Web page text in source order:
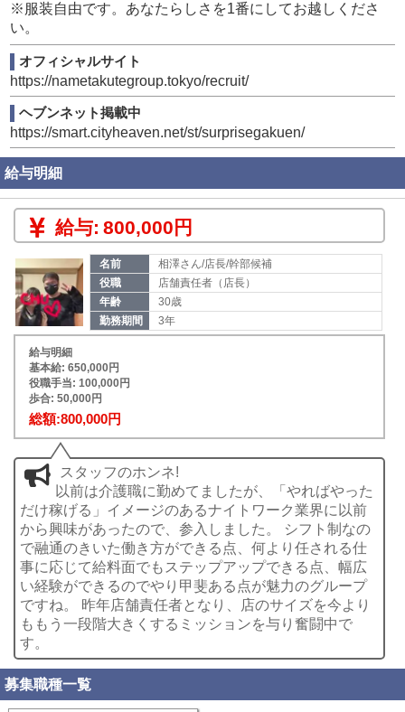
※服装自由です。あなたらしさを1番にしてお越しくださ
い。
オフィシャルサイト
https://nametakutegroup.tokyo/recruit/
ヘブンネット掲載中
https://smart.cityheaven.net/st/surprisegakuen/
給与明細
給与: 800,000円
名前
相澤さん/店長/幹部候補
役職
店舗責任者（店長）
年齢
30歳
勤務期間
3年
給与明細
基本給: 650,000円
役職手当: 100,000円
歩合: 50,000円
総額:800,000円
スタッフのホンネ!
以前は介護職に勤めてましたが、「やればやった
だけ稼げる」イメージのあるナイトワーク業界に以前
から興味があったので、参入しました。 シフト制なの
で融通のきいた働き方ができる点、何より任される仕
事に応じて給料面でもステップアップできる点、幅広
い経験ができるのでやり甲斐ある点が魅力のグループ
ですね。 昨年店舗責任者となり、店のサイズを今より
ももう一段階大きくするミッションを与り奮闘中で
す。
募集職種一覧